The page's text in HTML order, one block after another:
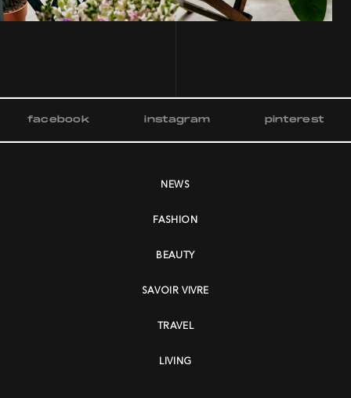
facebook instagram pinterest
NEWS
FASHION
BEAUTY
SAVOIR VIVRE
TRAVEL
LIVING